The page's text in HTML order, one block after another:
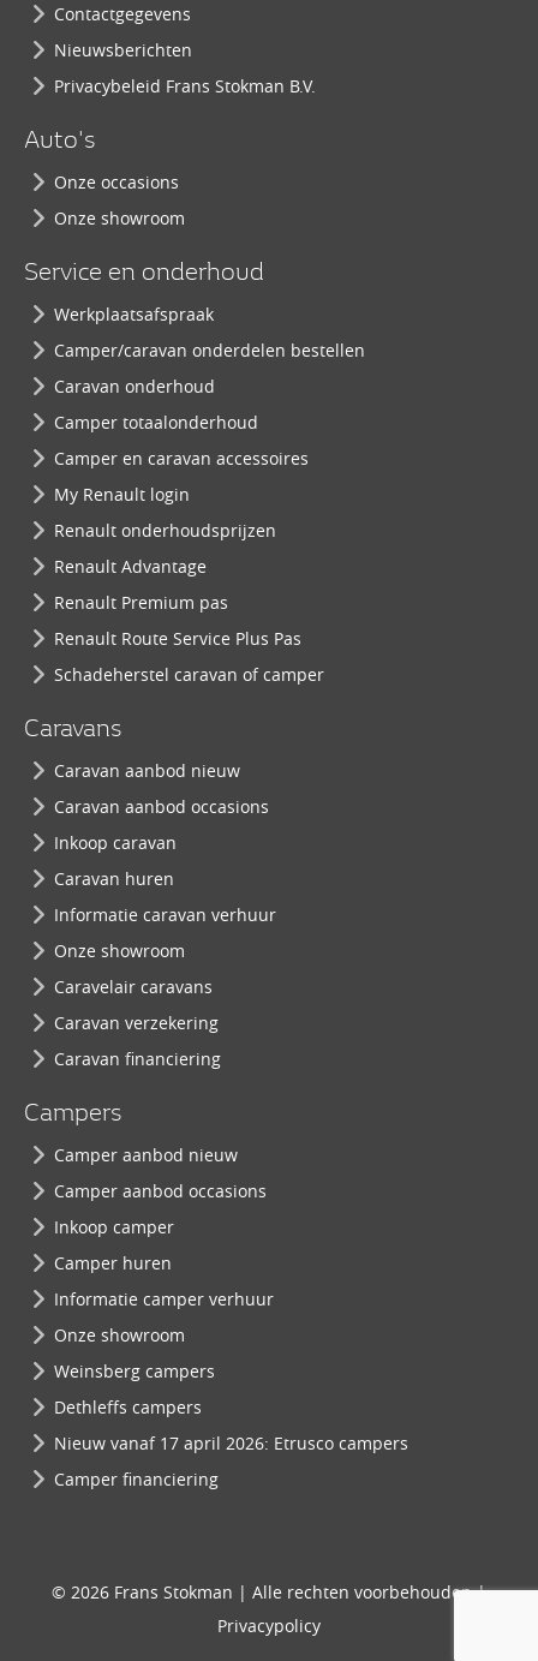
Contactgegevens
Nieuwsberichten
Privacybeleid Frans Stokman B.V.
Auto's
Onze occasions
Onze showroom
Service en onderhoud
Werkplaatsafspraak
Camper/caravan onderdelen bestellen
Caravan onderhoud
Camper totaalonderhoud
Camper en caravan accessoires
My Renault login
Renault onderhoudsprijzen
Renault Advantage
Renault Premium pas
Renault Route Service Plus Pas
Schadeherstel caravan of camper
Caravans
Caravan aanbod nieuw
Caravan aanbod occasions
Inkoop caravan
Caravan huren
Informatie caravan verhuur
Onze showroom
Caravelair caravans
Caravan verzekering
Caravan financiering
Campers
Camper aanbod nieuw
Camper aanbod occasions
Inkoop camper
Camper huren
Informatie camper verhuur
Onze showroom
Weinsberg campers
Dethleffs campers
Nieuw vanaf 17 april 2026: Etrusco campers
Camper financiering
© 2026 Frans Stokman | Alle rechten voorbehouden |
Privacypolicy